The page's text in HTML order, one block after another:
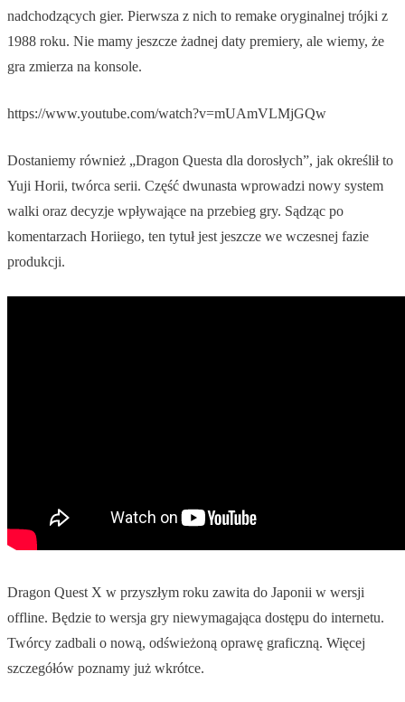
nadchodzących gier. Pierwsza z nich to remake oryginalnej trójki z
1988 roku. Nie mamy jeszcze żadnej daty premiery, ale wiemy, że
gra zmierza na konsole.
https://www.youtube.com/watch?v=mUAmVLMjGQw
Dostaniemy również „Dragon Questa dla dorosłych”, jak określił to
Yuji Horii, twórca serii. Część dwunasta wprowadzi nowy system
walki oraz decyzje wpływające na przebieg gry. Sądząc po
komentarzach Horiiego, ten tytuł jest jeszcze we wczesnej fazie
produkcji.
Dragon Quest X w przyszłym roku zawita do Japonii w wersji
offline. Będzie to wersja gry niewymagająca dostępu do internetu.
Twórcy zadbali o nową, odświeżoną oprawę graficzną. Więcej
szczegółów poznamy już wkrótce.